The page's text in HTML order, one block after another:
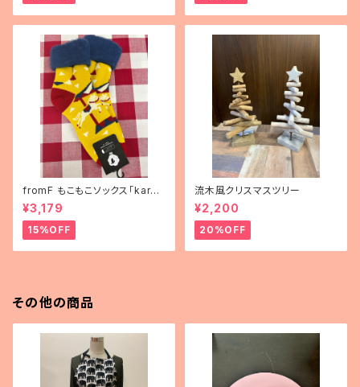
fromF もこもこソックス「karus
elli（メリーゴーランド）」
¥3,179
15%OFF
流木風クリスマスツリー
¥2,200
20%OFF
その他の商品